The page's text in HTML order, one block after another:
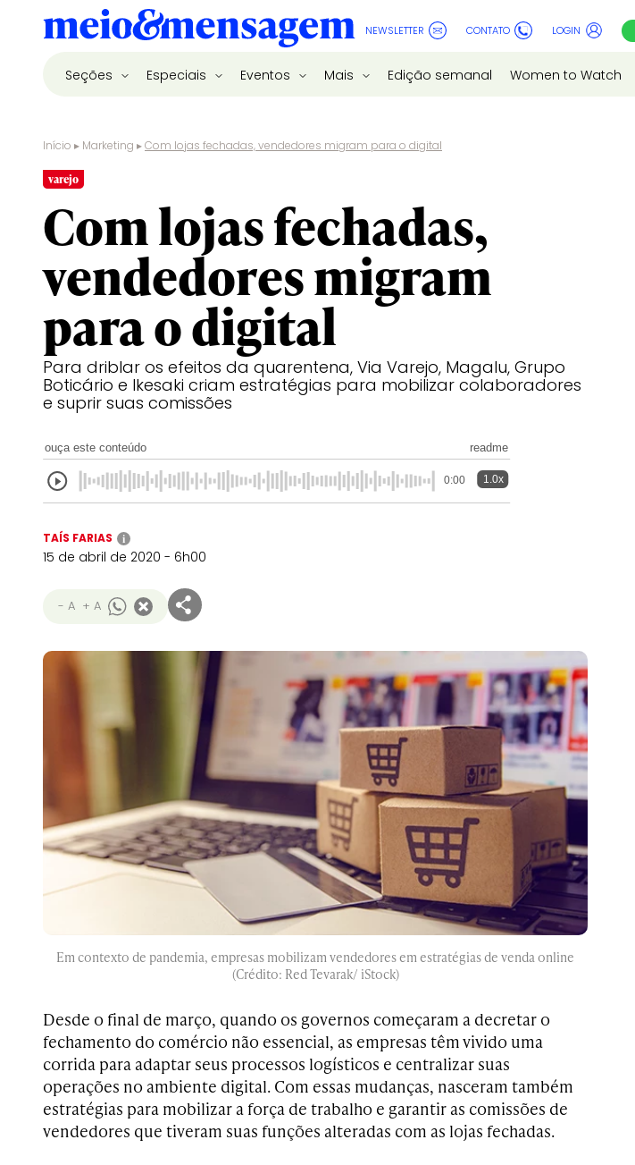
NEWSLETTER CONTATO LOGIN
Seções Especiais Eventos Mais Edição semanal Women to Watch
Início ▸ Marketing ▸Com lojas fechadas, vendedores migram para o digital
varejo
Com lojas fechadas,
vendedores migram
para o digital
Para driblar os efeitos da quarentena, Via Varejo, Magalu, Grupo
Boticário e Ikesaki criam estratégias para mobilizar colaboradores
e suprir suas comissões
ouça este conteúdo readme
0:00 1.0x
TAÍS FARIAS i
15 de abril de 2020 - 6h00
- A + A
Em contexto de pandemia, empresas mobilizam vendedores em estratégias de venda online
(Crédito: Red Tevarak/ iStock)
Desde o final de março, quando os governos começaram a decretar o
fechamento do comércio não essencial, as empresas têm vivido uma
corrida para adaptar seus processos logísticos e centralizar suas
operações no ambiente digital. Com essas mudanças, nasceram também
estratégias para mobilizar a força de trabalho e garantir as comissões de
vendedores que tiveram suas funções alteradas com as lojas fechadas.